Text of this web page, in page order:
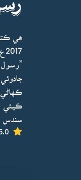
هي
2017ع ۾ ڇپايل پوپٽ نمبر آھي. امر اقبال لکي ٿو:
”رسول
ڪيئي
سندس